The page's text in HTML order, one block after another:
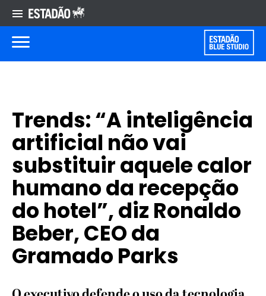
Trends: “A inteligência
artificial não vai
substituir aquele calor
humano da recepção
do hotel”, diz Ronaldo
Beber, CEO da
Gramado Parks